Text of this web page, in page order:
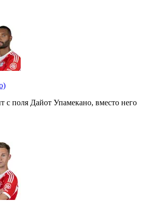
с поля Дайот Упамекано, вместо него